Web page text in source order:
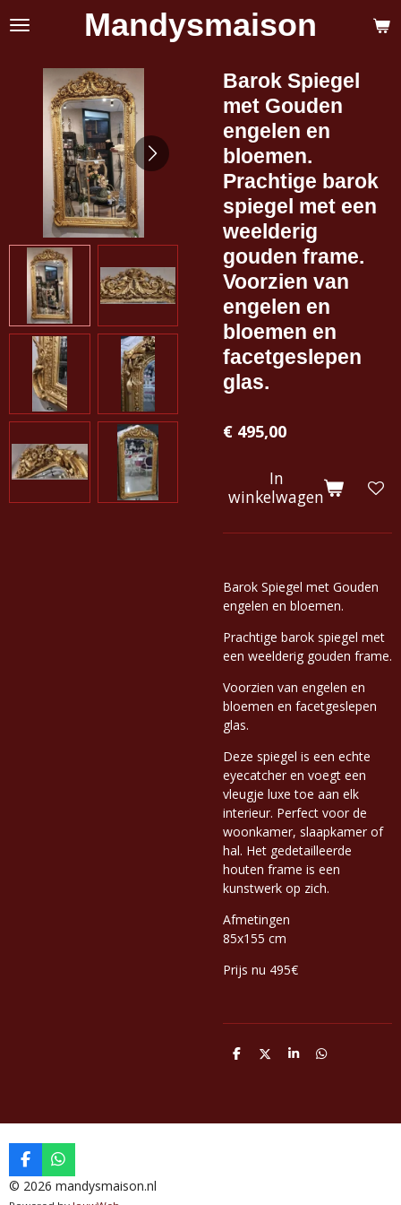
Ga
direct
hoofdinhoud
Mandysmaison
Barok Spiegel
met Gouden
engelen en
bloemen.
Prachtige barok
spiegel met een
weelderig
gouden frame.
Voorzien van
engelen en
bloemen en
facetgeslepen
glas.
€ 495,00
In
winkelwagen
Barok Spiegel met Gouden
engelen en bloemen.
Prachtige barok spiegel met
een weelderig gouden frame.
Voorzien van engelen en
bloemen en facetgeslepen
glas.
Deze spiegel is een echte
eyecatcher en voegt een
vleugje luxe toe aan elk
interieur. Perfect voor de
woonkamer, slaapkamer of
hal. Het gedetailleerde
houten frame is een
kunstwerk op zich.
Afmetingen
85x155 cm
Prijs nu 495€
D
D
S
D
F
a
c
W
h
a
© 2026 mandysmaison.nl